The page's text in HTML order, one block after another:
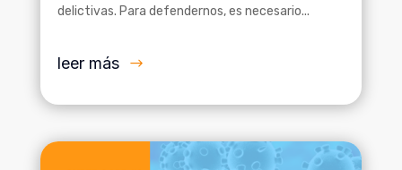
delictivas. Para defendernos, es necesario...
leer más